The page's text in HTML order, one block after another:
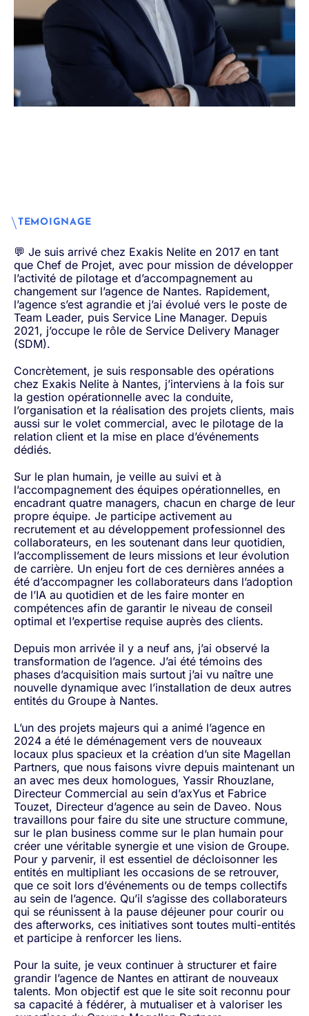
TEMOIGNAGE
💬 Je suis arrivé chez Exakis Nelite en 2017 en tant
que Chef de Projet, avec pour mission de développer
l’activité de pilotage et d’accompagnement au
changement sur l’agence de Nantes. Rapidement,
l’agence s’est agrandie et j’ai évolué vers le poste de
Team Leader, puis Service Line Manager. Depuis
2021, j’occupe le rôle de Service Delivery Manager
(SDM).
Concrètement, je suis responsable des opérations
chez Exakis Nelite à Nantes, j’interviens à la fois sur
la gestion opérationnelle avec la conduite,
l’organisation et la réalisation des projets clients, mais
aussi sur le volet commercial, avec le pilotage de la
relation client et la mise en place d’événements
dédiés.
Sur le plan humain, je veille au suivi et à
l’accompagnement des équipes opérationnelles, en
encadrant quatre managers, chacun en charge de leur
propre équipe. Je participe activement au
recrutement et au développement professionnel des
collaborateurs, en les soutenant dans leur quotidien,
l’accomplissement de leurs missions et leur évolution
de carrière. Un enjeu fort de ces dernières années a
été d’accompagner les collaborateurs dans l’adoption
de l’IA au quotidien et de les faire monter en
compétences afin de garantir le niveau de conseil
optimal et l’expertise requise auprès des clients.
Depuis mon arrivée il y a neuf ans, j’ai observé la
transformation de l’agence. J’ai été témoins des
phases d’acquisition mais surtout j’ai vu naître une
nouvelle dynamique avec l’installation de deux autres
entités du Groupe à Nantes.
L’un des projets majeurs qui a animé l’agence en
2024 a été le déménagement vers de nouveaux
locaux plus spacieux et la création d’un site Magellan
Partners, que nous faisons vivre depuis maintenant un
an avec mes deux homologues, Yassir Rhouzlane,
Directeur Commercial au sein d’axYus et Fabrice
Touzet, Directeur d’agence au sein de Daveo. Nous
travaillons pour faire du site une structure commune,
sur le plan business comme sur le plan humain pour
créer une véritable synergie et une vision de Groupe.
Pour y parvenir, il est essentiel de décloisonner les
entités en multipliant les occasions de se retrouver,
que ce soit lors d’événements ou de temps collectifs
au sein de l’agence. Qu’il s’agisse des collaborateurs
qui se réunissent à la pause déjeuner pour courir ou
des afterworks, ces initiatives sont toutes multi-entités
et participe à renforcer les liens.
Pour la suite, je veux continuer à structurer et faire
grandir l’agence de Nantes en attirant de nouveaux
talents. Mon objectif est que le site soit reconnu pour
sa capacité à fédérer, à mutualiser et à valoriser les